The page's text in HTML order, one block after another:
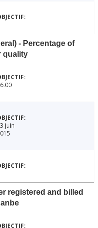
- Percentage of
quality
juin
registered and billed